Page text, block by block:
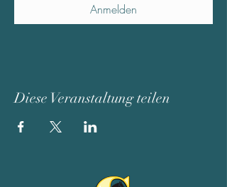
Anmelden
Diese Veranstaltung teilen